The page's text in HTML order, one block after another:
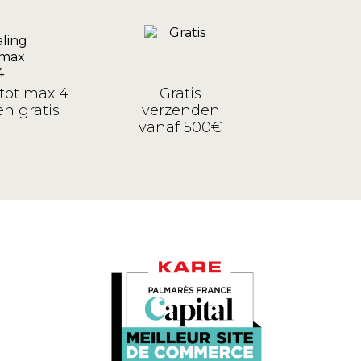
max 4
gratis
Gratis
verzenden
vanaf 500€